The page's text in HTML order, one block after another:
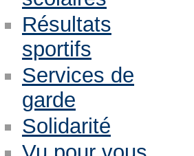
Résultats
sportifs
Services de
garde
Solidarité